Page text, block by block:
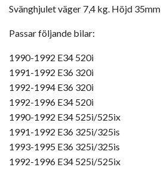
Svänghjulet väger 7,4 kg. Höjd 35mm
Passar följande bilar:
1990-1992 E34 520i
1991-1992 E36 320i
1992-1994 E36 320i
1992-1996 E34 520i
1990-1992 E34 525i/525ix
1991-1992 E36 325i/325is
1993-1995 E36 325i/325is
1992-1996 E34 525i/525ix